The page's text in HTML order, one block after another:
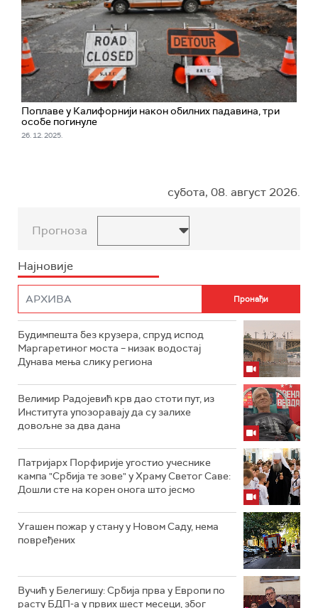
Поплаве у Калифорнији након обилних падавина, три
особе погинуле
26. 12. 2025.
субота, 08. август 2026.
Прогноза
Најновије
Будимпешта без крузера, спруд испод
Маргаретиног моста – низак водостај
Дунава мења слику региона
Велимир Радојевић крв дао стоти пут, из
Института упозоравају да су залихе
довољне за два дана
Патријарх Порфирије угостио учеснике
кампа "Србија те зове" у Храму Светог Саве:
Дошли сте на корен онога што јесмо
Угашен пожар у стану у Новом Саду, нема
повређених
Вучић у Белегишу: Србија прва у Европи по
расту БДП-а у првих шест месеци, због